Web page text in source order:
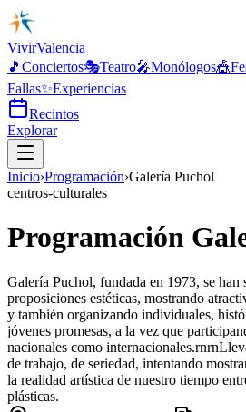
VivirValencia
🎵 Conciertos🎭Teatro🎤Monólogos🎪
Fallas✨Experiencias
Recintos
Explorar
Inicio›Programación›Galería Puchol
centros-culturales
Programación
Galería Puchol, fundada en 1973, se han
proposiciones estéticas, mostrando
y también organizando individuales,
jóvenes promesas, a la vez que
nacionales como
de trabajo, de seriedad, intentando
la realidad artística de nuestro tiempo
plásticas.